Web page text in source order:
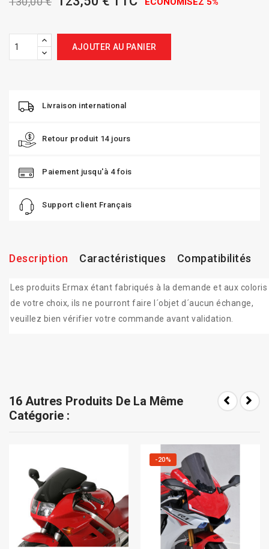
AJOUTER AU PANIER
Livraison international
Retour produit 14 jours
Paiement jusqu'à 4 fois
Support client Français
Description Caractéristiques Compatibilités
Les produits Ermax étant fabriqués à la demande et aux coloris
de votre choix, ils ne pourront faire l´objet d´aucun échange,
veuillez bien vérifier votre commande avant validation.
16 Autres Produits De La Même
Catégorie :
-20%